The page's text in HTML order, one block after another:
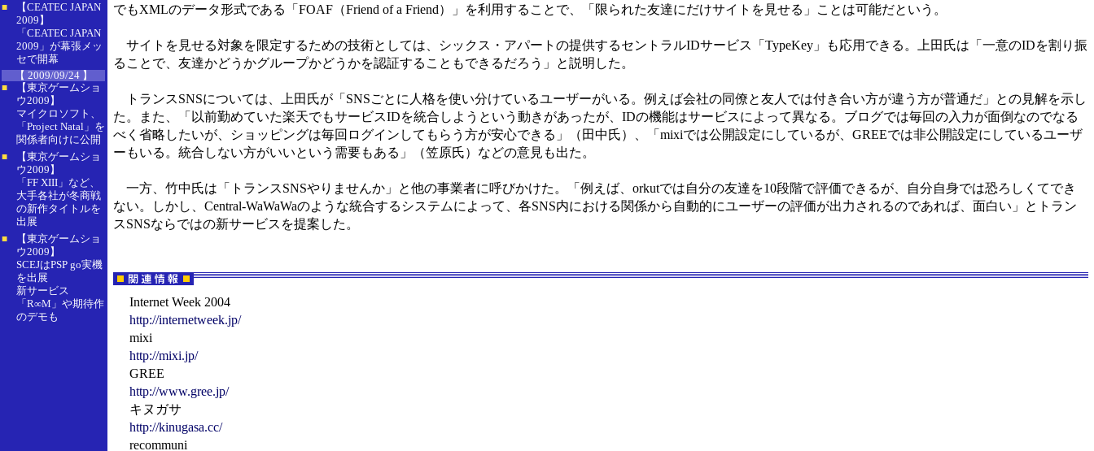
■
【CEATEC JAPAN
2009】
「CEATEC JAPAN
2009」が幕張メッ
セで開幕
【 2009/09/24 】
■
【東京ゲームショ
ウ2009】
マイクロソフト、
「Project Natal」を
関係者向けに公開
■
【東京ゲームショ
ウ2009】
「FF XIII」など、
大手各社が冬商戦
の新作タイトルを
出展
■
【東京ゲームショ
ウ2009】
SCEJはPSP go実機
を出展
新サービス
「R∞M」や期待作
のデモも
でもXMLのデータ形式である「FOAF（Friend of a Friend）」を利用することで、「限られた友達にだけサイトを見せる」ことは可能だという。
サイトを見せる対象を限定するための技術としては、シックス・アパートの提供するセントラルIDサービス「TypeKey」も応用できる。上田氏は「一意のIDを割り振
ることで、友達かどうかグループかどうかを認証することもできるだろう」と説明した。
トランスSNSについては、上田氏が「SNSごとに人格を使い分けているユーザーがいる。例えば会社の同僚と友人では付き合い方が違う方が普通だ」との見解を示し
た。また、「以前勤めていた楽天でもサービスIDを統合しようという動きがあったが、IDの機能はサービスによって異なる。ブログでは毎回の入力が面倒なのでなる
べく省略したいが、ショッピングは毎回ログインしてもらう方が安心できる」（田中氏）、「mixiでは公開設定にしているが、GREEでは非公開設定にしているユーザ
ーもいる。統合しない方がいいという需要もある」（笠原氏）などの意見も出た。
一方、竹中氏は「トランスSNSやりませんか」と他の事業者に呼びかけた。「例えば、orkutでは自分の友達を10段階で評価できるが、自分自身では恐ろしくてでき
ない。しかし、Central-WaWaWaのような統合するシステムによって、各SNS内における関係から自動的にユーザーの評価が出力されるのであれば、面白い」とトラン
スSNSならではの新サービスを提案した。
Internet Week 2004
http://internetweek.jp/
mixi
http://mixi.jp/
GREE
http://www.gree.jp/
キヌガサ
http://kinugasa.cc/
recommuni